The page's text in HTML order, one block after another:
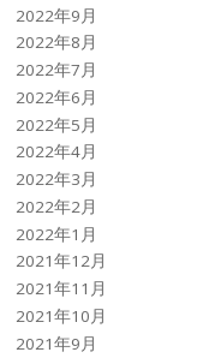
2022年9月
2022年8月
2022年7月
2022年6月
2022年5月
2022年4月
2022年3月
2022年2月
2022年1月
2021年12月
2021年11月
2021年10月
2021年9月